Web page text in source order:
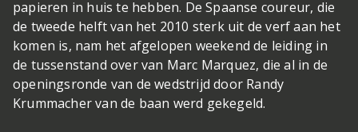
papieren in huis te hebben. De Spaanse coureur, die
de tweede helft van het 2010 sterk uit de verf aan het
komen is, nam het afgelopen weekend de leiding in
de tussenstand over van Marc Marquez, die al in de
openingsronde van de wedstrijd door Randy
Krummacher van de baan werd gekegeld.